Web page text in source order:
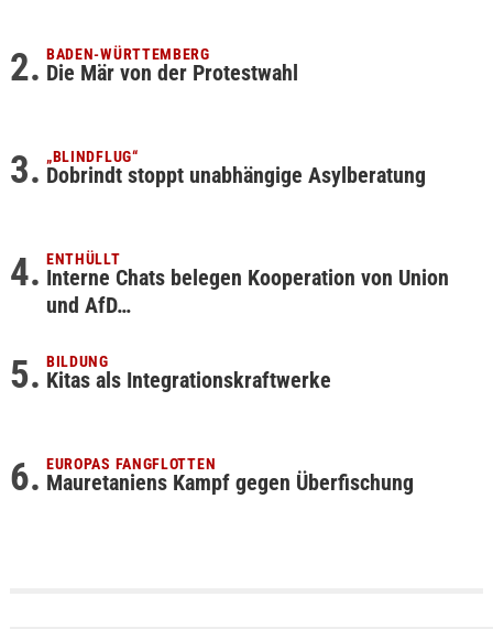
BADEN-WÜRTTEMBERG
Die Mär von der Protestwahl
„BLINDFLUG“
Dobrindt stoppt unabhängige Asylberatung
ENTHÜLLT
Interne Chats belegen Kooperation von Union
und AfD…
BILDUNG
Kitas als Integrationskraftwerke
EUROPAS FANGFLOTTEN
Mauretaniens Kampf gegen Überfischung